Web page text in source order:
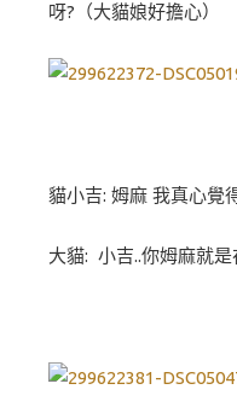
呀?（大貓娘好擔心）
貓小吉: 姆麻 我真心覺
大貓: 小吉..你姆麻就